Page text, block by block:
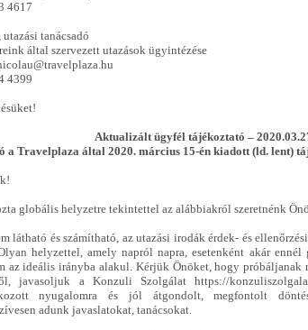
4617
tanácsadó
által szervezett utazások ügyintézése
4399
Aktualizált ügyfél tájékoztató –
a Travelplaza által 2020. március 15-én kiadott (ld. lent)
globális helyzetre tekintettel az alábbiakról szeretnénk
látható és számítható, az utazási irodák érdek- és
helyzettel, amely napról napra, esetenként akár
az ideális irányba alakul. Kérjük Önöket, hogy próbáljanak
javasoljuk a Konzuli Szolgálat https://
nyugalomra és jól átgondolt, megfontolt
adunk javaslatokat, tanácsokat.